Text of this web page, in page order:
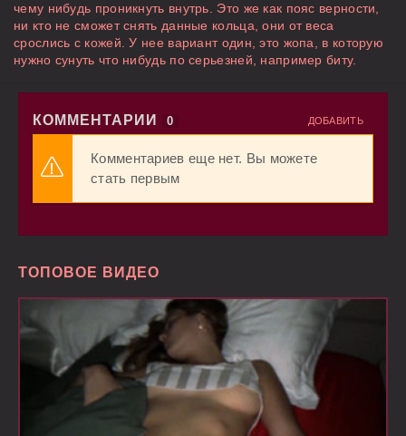
чему нибудь проникнуть внутрь. Это же как пояс верности,
ни кто не сможет снять данные кольца, они от веса
срослись с кожей. У нее вариант один, это жопа, в которую
нужно сунуть что нибудь по серьезней, например биту.
КОММЕНТАРИИ 0 ДОБАВИТЬ
Комментариев еще нет. Вы можете
стать первым
ТОПОВОЕ ВИДЕО